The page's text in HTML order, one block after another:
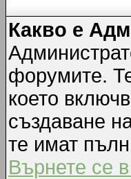
Какво е
форумите.
което
създаване
те имат
Върнете се